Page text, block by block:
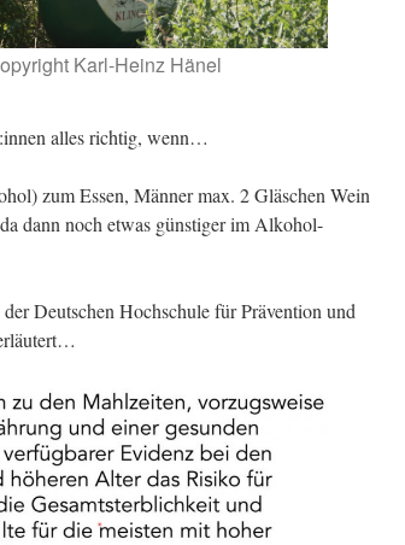
Karl-Heinz Hänel
alles richtig, wenn…
zum Essen, Männer max. 2 Gläschen Wein
dann noch etwas günstiger im Alkohol-
Deutschen Hochschule für Prävention und